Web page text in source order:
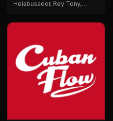
Helabusador, Rey Tony,